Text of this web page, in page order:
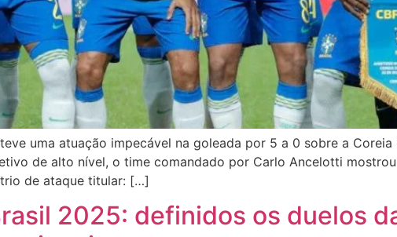
uma atuação impecável na goleada por 5 a 0 sobre a
de alto nível, o time comandado por Carlo Ancelotti
de ataque titular: […]
2025: definidos os duelos